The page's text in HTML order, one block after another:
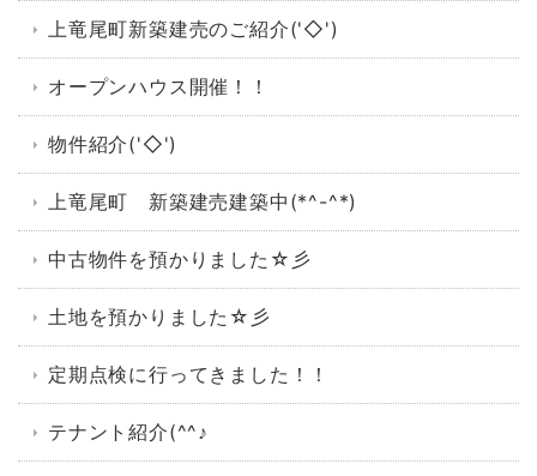
上竜尾町新築建売のご紹介('◇')ゞ
オープンハウス開催！！
物件紹介('◇')ゞ
上竜尾町 新築建売建築中(*^-^*)
中古物件を預かりました☆彡
土地を預かりました☆彡
定期点検に行ってきました！！
テナント紹介(^^♪